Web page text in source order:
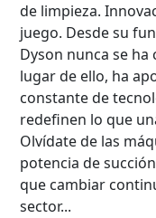
de limpieza.
juego. Desde su
Dyson nunca se
lugar de ello, ha
constante de
redefinen lo que
Olvídate de las
potencia de
que cambiar
sector...